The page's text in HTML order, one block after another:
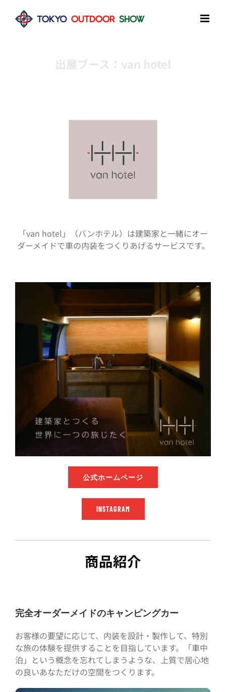
content
出展ブース：van hotel
「van hotel」（バンホテル）は建築家と一緒にオー
ダーメイドで車の内装をつくりあげるサービスです。
公式ホームページ
INSTAGRAM
商品紹介
完全オーダーメイドのキャンピングカー
お客様の要望に応じて、内装を設計・製作して、特別
な旅の体験を提供することを目指しています。「車中
泊」という概念を忘れてしまうような、上質で居心地
の良いあなただけの空間をつくります。